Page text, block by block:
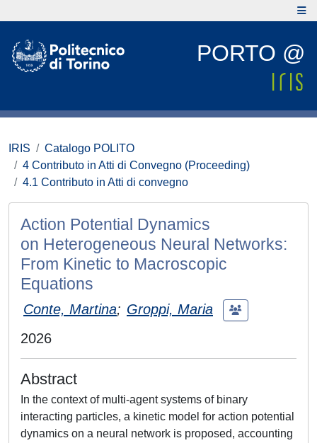
PORTO @
IRIS
Catalogo POLITO
4 Contributo in Atti di Convegno (Proceeding)
4.1 Contributo in Atti di convegno
Action Potential Dynamics
on Heterogeneous Neural Networks:
From Kinetic to Macroscopic
Equations
Conte, Martina; Groppi, Maria
2026
Abstract
In the context of multi-agent systems of binary
interacting particles, a kinetic model for action potential
dynamics on a neural network is proposed, accounting